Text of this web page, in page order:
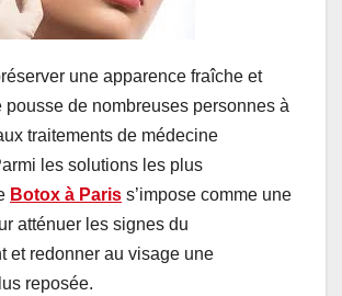
une apparence fraîche et
pousse de nombreuses personnes à
traitements de médecine
les solutions les plus
Botox à Paris s’impose comme une
atténuer les signes du
et redonner au visage une
reposée.